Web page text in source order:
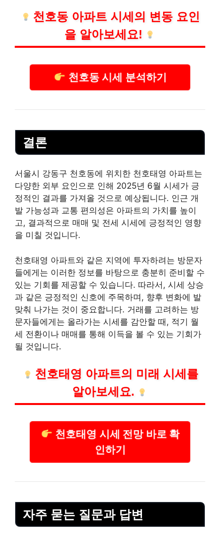
천호동 아파트 시세의 변동 요인
을 알아보세요!
천호동 시세 분석하기
결론
서울시 강동구 천호동에 위치한 천호태영 아파트는
다양한 외부 요인으로 인해 2025년 6월 시세가 긍
정적인 결과를 가져올 것으로 예상됩니다. 인근 개
발 가능성과 교통 편의성은 아파트의 가치를 높이
고, 결과적으로 매매 및 전세 시세에 긍정적인 영향
을 미칠 것입니다.
천호태영 아파트와 같은 지역에 투자하려는 방문자
들에게는 이러한 정보를 바탕으로 충분히 준비할 수
있는 기회를 제공할 수 있습니다. 따라서, 시세 상승
과 같은 긍정적인 신호에 주목하며, 향후 변화에 발
맞춰 나가는 것이 중요합니다. 거래를 고려하는 방
문자들에게는 올라가는 시세를 감안할 때, 적기 월
세 전환이나 매매를 통해 이득을 볼 수 있는 기회가
될 것입니다.
천호태영 아파트의 미래 시세를
알아보세요.
천호태영 시세 전망 바로 확
인하기
자주 묻는 질문과 답변